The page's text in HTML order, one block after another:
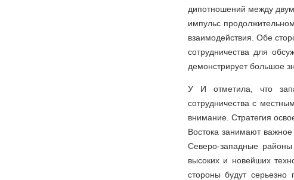
дипотношений между
импульс
взаимодействия. Обе
сотрудничества для
демонстрирует большое
У И отметила, что
сотрудничества с
внимание. Стратегия
Востока занимают
Северо-западные
высоких и новейших
стороны будут серьезно